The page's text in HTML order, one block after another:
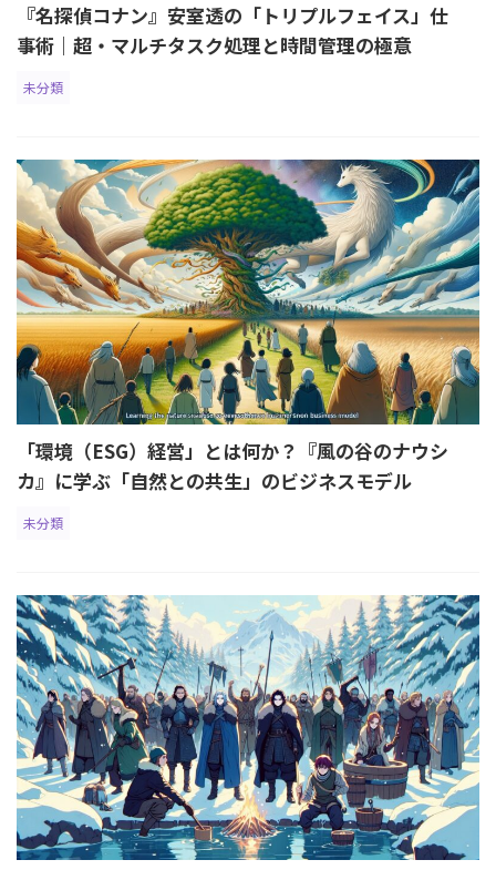
『名探偵コナン』安室透の「トリプルフェイス」仕
事術｜超・マルチタスク処理と時間管理の極意
未分類
「環境（ESG）経営」とは何か？『風の谷のナウシ
カ』に学ぶ「自然との共生」のビジネスモデル
未分類